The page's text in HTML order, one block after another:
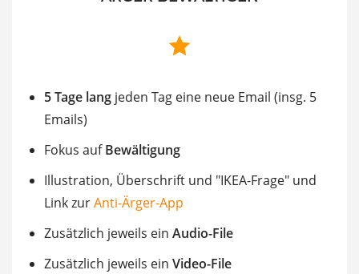
5 Tage lang jeden Tag eine neue Email (insg. 5
Emails)
Fokus aufBewältigung
Illustration, Überschrift und "IKEA-Frage" und
Link zurAnti-Ärger-App
Zusätzlich jeweils ein Audio-File
Zusätzlich jeweils ein Video-File